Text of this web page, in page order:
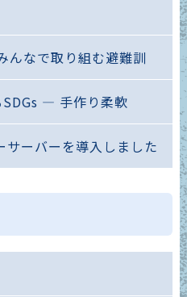
んなで取り組む避難訓
― 手作り柔軟
サーバーを導入しました